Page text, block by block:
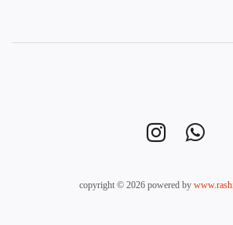
copyright © 2026 powered by